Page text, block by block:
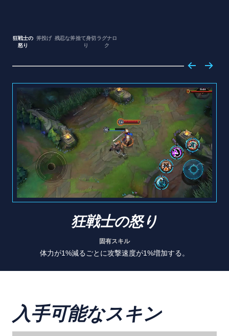
狂戦士の
怒り
斧投げ 残忍な斧捨て身切
り
ラグナロ
ク
狂戦士の怒り
固有スキル
体力が1%減るごとに攻撃速度が1%増加する。
入手可能なスキン